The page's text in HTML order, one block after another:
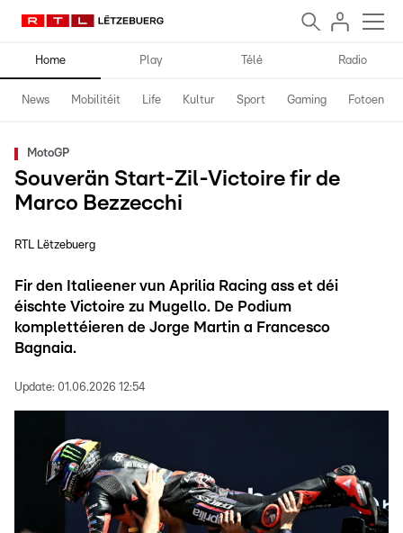
Home Play Télé Radio
News Mobilitéit Life Kultur Sport Gaming Fotoen
MotoGP
Souverän Start-Zil-Victoire fir de
Marco Bezzecchi
RTL Lëtzebuerg
Fir den Italieener vun Aprilia Racing ass et déi
éischte Victoire zu Mugello. De Podium
komplettéieren de Jorge Martin a Francesco
Bagnaia.
Update: 01.06.2026 12:54